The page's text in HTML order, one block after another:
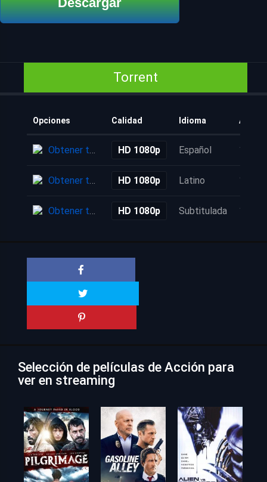
Torrent
Opciones Calidad Idioma
Obtener torrent HD 1080p Español 10
Obtener torrent HD 1080p Latino 10
Obtener torrent HD 1080p Subtitulada 10
Selección de películas de Acción para
ver en streaming